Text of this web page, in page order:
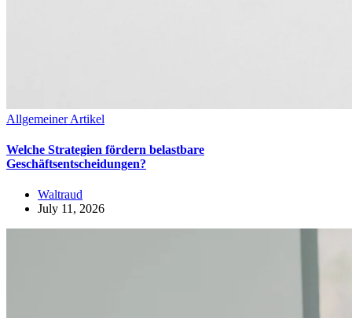
Allgemeiner Artikel
Welche Strategien fördern belastbare
Geschäftsentscheidungen?
Waltraud
July 11, 2026